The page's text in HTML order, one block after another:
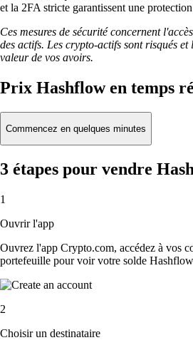
et la 2FA stricte garantissent une
Ces mesures de sécurité concernent
des actifs. Les crypto-actifs sont risqués
valeur de vos avoirs.
Prix Hashflow en temps
Commencez en quelques minutes
3 étapes pour vendre
1
Ouvrir l'app
Ouvrez l'app Crypto.com, accédez à vos
portefeuille pour voir votre solde
2
Choisir un destinataire